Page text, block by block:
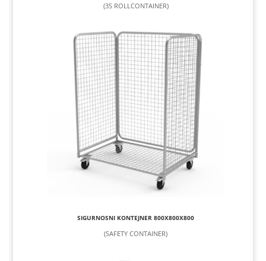
(3S ROLLCONTAINER)
SIGURNOSNI KONTEJNER 800X800X800
(SAFETY CONTAINER)